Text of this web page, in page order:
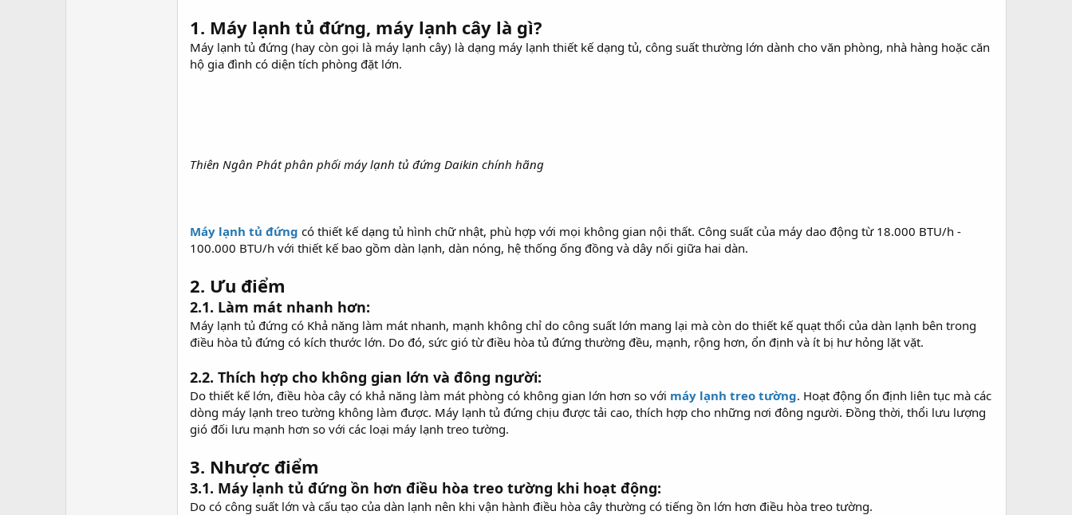
1. Máy lạnh tủ đứng, máy lạnh cây là gì?
Máy lạnh tủ đứng (hay còn gọi là máy lạnh cây) là dạng máy lạnh thiết kế dạng tủ, công suất thường lớn dành cho văn phòng, nhà hàng hoặc căn
hộ gia đình có diện tích phòng đặt lớn.
Thiên Ngân Phát phân phối máy lạnh tủ đứng Daikin chính hãng
Máy lạnh tủ đứng có thiết kế dạng tủ hình chữ nhật, phù hợp với mọi không gian nội thất. Công suất của máy dao động từ 18.000 BTU/h -
100.000 BTU/h với thiết kế bao gồm dàn lạnh, dàn nóng, hệ thống ống đồng và dây nối giữa hai dàn.
2. Ưu điểm
2.1. Làm mát nhanh hơn:
Máy lạnh tủ đứng có Khả năng làm mát nhanh, mạnh không chỉ do công suất lớn mang lại mà còn do thiết kế quạt thổi của dàn lạnh bên trong
điều hòa tủ đứng có kích thước lớn. Do đó, sức gió từ điều hòa tủ đứng thường đều, mạnh, rộng hơn, ổn định và ít bị hư hỏng lặt vặt.
2.2. Thích hợp cho không gian lớn và đông người:
Do thiết kế lớn, điều hòa cây có khả năng làm mát phòng có không gian lớn hơn so với máy lạnh treo tường. Hoạt động ổn định liên tục mà các
dòng máy lạnh treo tường không làm được. Máy lạnh tủ đứng chịu được tải cao, thích hợp cho những nơi đông người. Đồng thời, thổi lưu lượng
gió đối lưu mạnh hơn so với các loại máy lạnh treo tường.
3. Nhược điểm
3.1. Máy lạnh tủ đứng ồn hơn điều hòa treo tường khi hoạt động:
Do có công suất lớn và cấu tạo của dàn lạnh nên khi vận hành điều hòa cây thường có tiếng ồn lớn hơn điều hòa treo tường.